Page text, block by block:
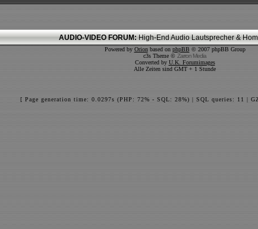
AUDIO-VIDEO FORUM: High-End Audio Lautsprecher &
Powered by Orionbased on phpBB © 2007 phpBB Group
c3s Theme © Zarron Media
Converted by U.K. Forumimages
Alle Zeiten sind GMT + 1 Stunde
[ Page generation time: 0.0297s (PHP: 72% - SQL: 28%) | SQL queries: 11 |